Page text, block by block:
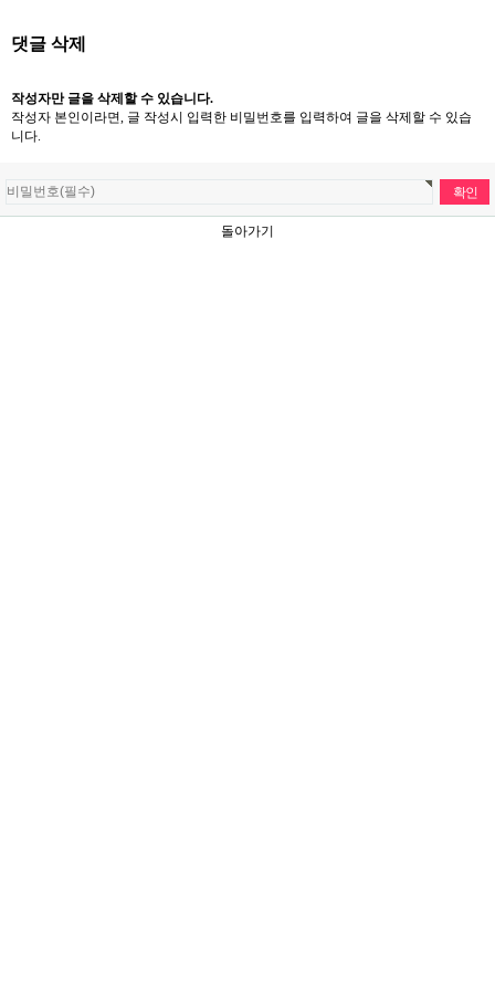
댓글 삭제
작성자만 글을 삭제할 수 있습니다.
작성자 본인이라면, 글 작성시 입력한 비밀번호를 입력하여 글을 삭제할 수 있습
니다.
돌아가기